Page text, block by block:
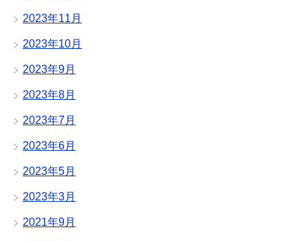
2023年11月
2023年10月
2023年9月
2023年8月
2023年7月
2023年6月
2023年5月
2023年3月
2021年9月